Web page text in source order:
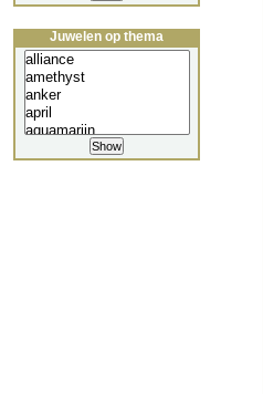
Juwelen op thema